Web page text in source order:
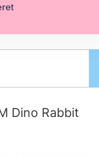
Dino Rabbit